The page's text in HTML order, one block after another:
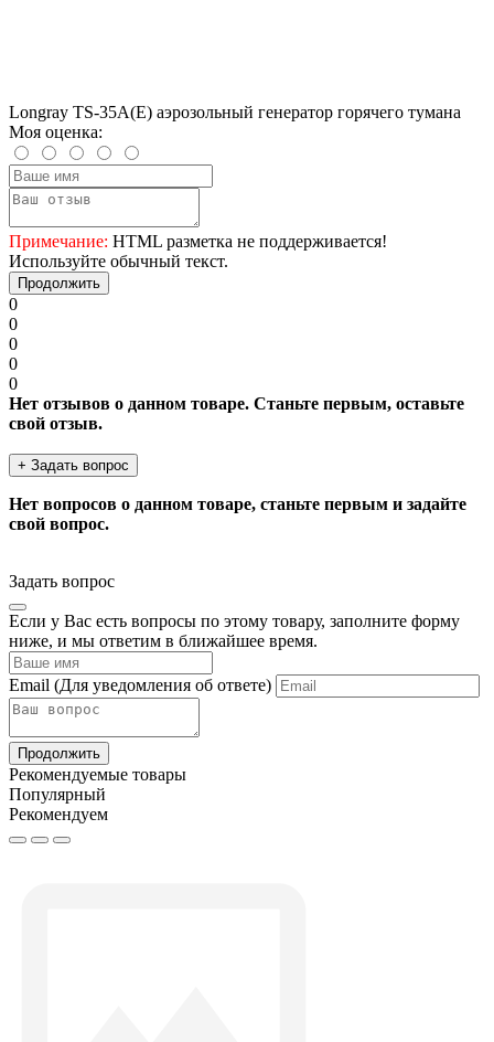
Longray TS-35A(E) аэрозольный генератор горячего тумана
Моя оценка:
Примечание: HTML разметка не поддерживается!
Используйте обычный текст.
Продолжить
0
0
0
0
0
Нет отзывов о данном товаре. Станьте первым, оставьте
свой отзыв.
+ Задать вопрос
Нет вопросов о данном товаре, станьте первым и задайте
свой вопрос.
Задать вопрос
Если у Вас есть вопросы по этому товару, заполните форму
ниже, и мы ответим в ближайшее время.
Email (Для уведомления об ответе)
Продолжить
Рекомендуемые товары
Популярный
Рекомендуем